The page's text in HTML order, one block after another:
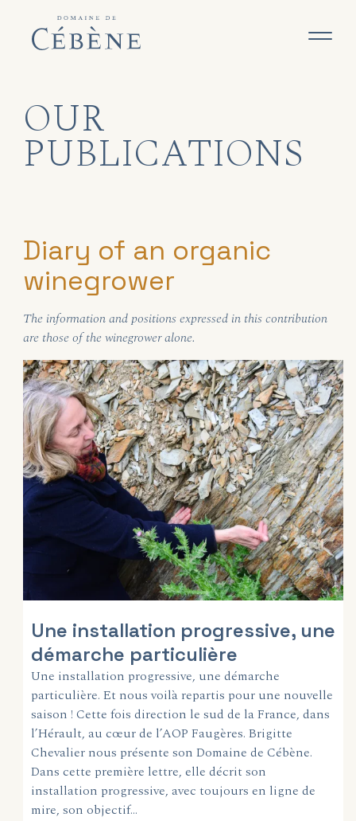
OUR
PUBLICATIONS
Diary of an organic
winegrower
The information and positions expressed in this contribution
are those of the winegrower alone.
Une installation progressive, une
démarche particulière
Une installation progressive, une démarche
particulière. Et nous voilà repartis pour une nouvelle
saison ! Cette fois direction le sud de la France, dans
l’Hérault, au cœur de l’AOP Faugères. Brigitte
Chevalier nous présente son Domaine de Cébène.
Dans cette première lettre, elle décrit son
installation progressive, avec toujours en ligne de
mire, son objectif…